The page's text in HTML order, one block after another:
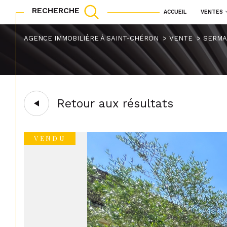
ACCUEIL VENTES
maisons appartements
RECHERCHE
Acheter
de l'ancien
à
TYPE DE BIEN
AGENCE IMMOBILIÈRE À SAINT-CHÉRON VENTE
Retour aux résultats
VENDU